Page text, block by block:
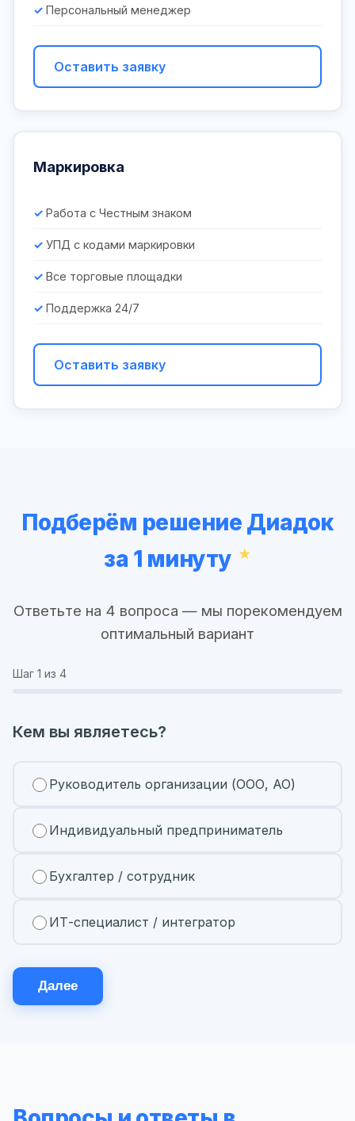
Персональный менеджер
Оставить заявку
Маркировка
Работа с Честным знаком
УПД с кодами маркировки
Все торговые площадки
Поддержка 24/7
Оставить заявку
Подберём решение Диадок
за 1 минуту
Ответьте на 4 вопроса — мы порекомендуем
оптимальный вариант
Шаг 1 из 4
Кем вы являетесь?
Руководитель организации (ООО, АО)
Индивидуальный предприниматель
Бухгалтер / сотрудник
ИТ-специалист / интегратор
Далее